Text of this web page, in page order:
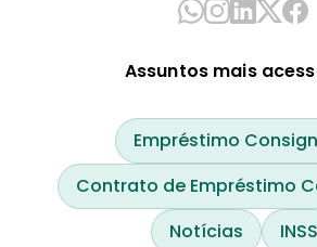
Assuntos mais
Empréstimo
Contrato de Empréstimo
Notícias
INSS